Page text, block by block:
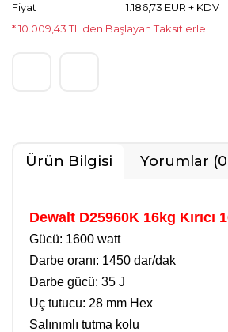
Fiyat
1.186,73 EUR + KDV
* 10.009,43 TL den Başlayan Taksitlerle
Ürün Bilgisi Yorumlar
Dewalt D25960K 16kg Kırıcı
Gücü: 1600 watt
Darbe oranı: 1450 dar/dak
Darbe gücü: 35 J
Uç tutucu: 28 mm Hex
Salınımlı tutma kolu